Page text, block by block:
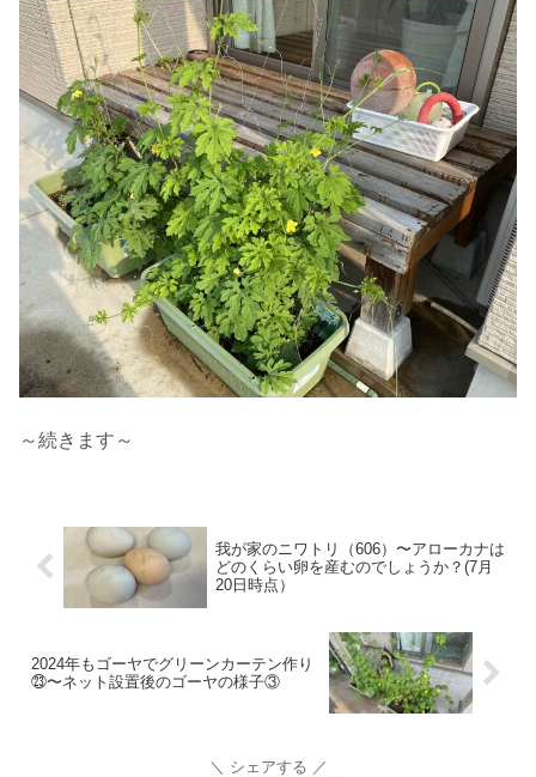
～続きます～
我が家のニワトリ（606）〜アローカナは
どのくらい卵を産むのでしょうか？(7月
20日時点）
2024年もゴーヤでグリーンカーテン作り
㉓〜ネット設置後のゴーヤの様子③
シェアする